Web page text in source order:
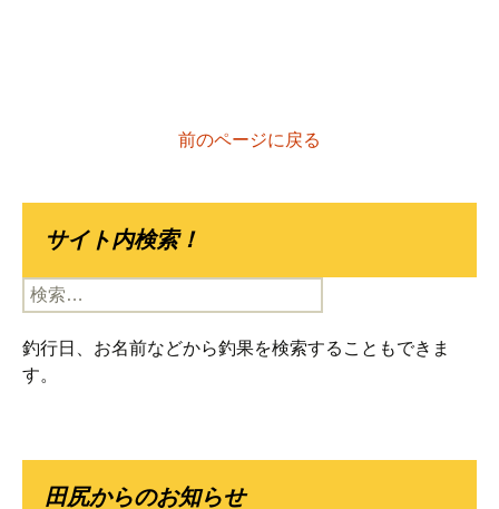
前のページに戻る
サイト内検索！
検
索:
釣行日、お名前などから釣果を検索することもできま
す。
田尻からのお知らせ